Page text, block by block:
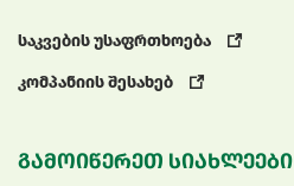
საკვების უსაფრთხოება
კომპანიის შესახებ
გამოიწერეთ სიახლეები